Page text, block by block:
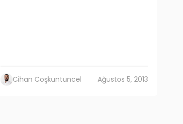
Cihan Coşkuntuncel Ağustos 5, 2013